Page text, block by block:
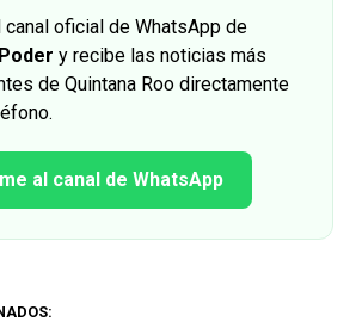
canal oficial de WhatsApp de
y recibe las noticias más
de Quintana Roo directamente
al canal de WhatsApp